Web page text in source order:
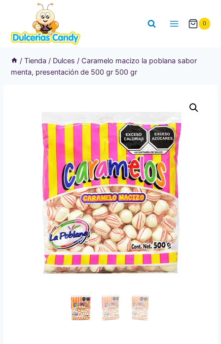
contenido
0
/ Tienda / Dulces / Caramelo macizo la poblana sabor
menta, presentación de 500 gr 500 gr